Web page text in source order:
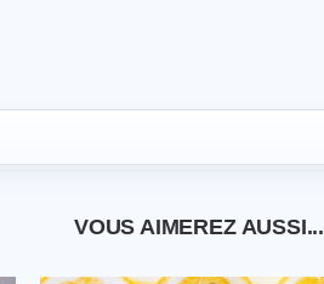
VOUS AIMEREZ AUSSI...